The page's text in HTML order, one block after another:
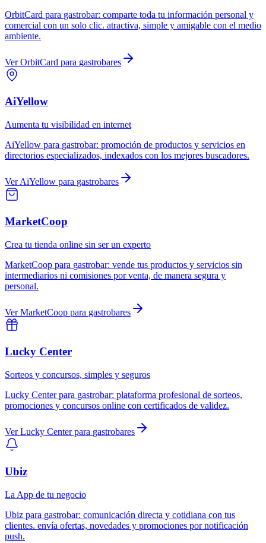
OrbitCard para gastrobar: comparte toda tu información personal y
comercial con un solo clic. atractiva, simple y amigable con el medio
ambiente.
VerOrbitCard para gastrobares
AiYellow
Aumenta tu visibilidad en internet
AiYellow para gastrobar: promoción de productos y servicios en
directorios especializados, indexados con los mejores buscadores.
VerAiYellow para gastrobares
MarketCoop
Crea tu tienda online sin ser un experto
MarketCoop para gastrobar: vende tus productos y servicios sin
intermediarios ni comisiones por venta, de manera segura y
personal.
VerMarketCoop para gastrobares
Lucky Center
Sorteos y concursos, simples y seguros
Lucky Centerpara gastrobar: plataforma profesional de sorteos,
promociones y concursos online con certificados de validez.
VerLucky Centerpara gastrobares
Ubiz
La App de tu negocio
Ubiz para gastrobar: comunicación directa y cotidiana con tus
clientes. envía ofertas, novedades y promociones por notificación
push.